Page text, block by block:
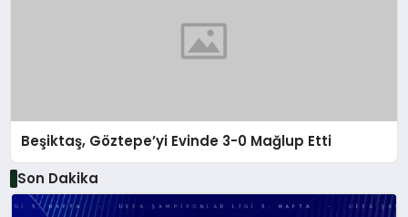
Beşiktaş, Göztepe’yi Evinde 3-0 Mağlup Etti
Son Dakika